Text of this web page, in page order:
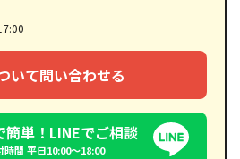
いて問い合わせる
簡単！LINEでご相談
間 平日10:00〜18:00